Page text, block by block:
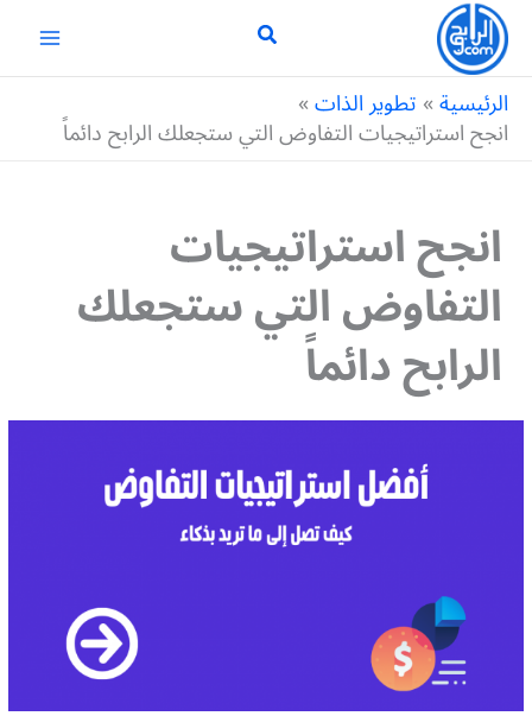
تخطي
المحتوى
الرئيسية تطوير الذات
انجح استراتيجيات التفاوض التي ستجعلك الرابح دائماً
انجح استراتيجيات
التفاوض التي ستجعلك
الرابح دائماً